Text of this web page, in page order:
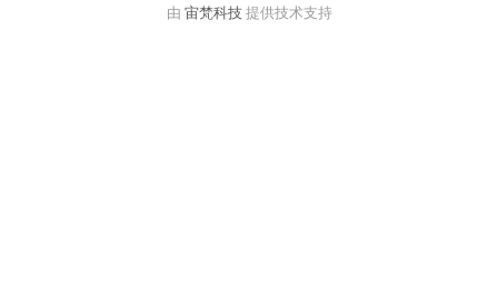
由 宙梵科技提供技术支持